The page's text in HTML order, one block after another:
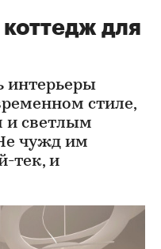
для
интерьеры
стиле,
и светлым
чужд им
тек, и